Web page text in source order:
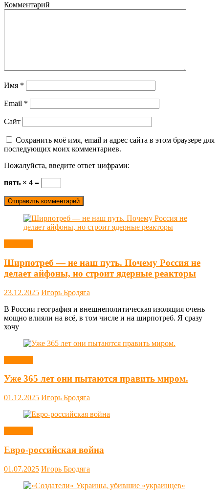
Комментарий
Имя *
Email *
Сайт
Сохранить моё имя, email и адрес сайта в этом браузере для
последующих моих комментариев.
Пожалуйста, введите ответ цифрами:
пять × 4 =
Ширпотреб — не наш путь. Почему Россия не
делает айфоны, но строит ядерные реакторы
23.12.2025 Игорь Бродяга
В России география и внешнеполитическая изоляция очень
мощно влияли на всё, в том числе и на ширпотреб. Я сразу
хочу
Уже 365 лет они пытаются править миром.
01.12.2025 Игорь Бродяга
Евро-российская война
01.07.2025 Игорь Бродяга